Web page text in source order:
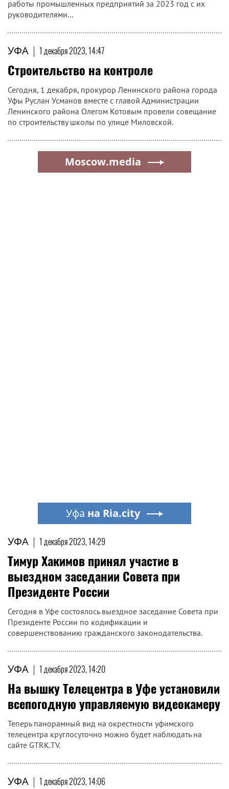
работы промышленных предприятий за 2023 год с их
руководителями...
УФА | 1 декабря 2023, 14:47
Строительство на контроле
Сегодня, 1 декабря, прокурор Ленинского района города
Уфы Руслан Усманов вместе с главой Администрации
Ленинского района Олегом Котовым провели совещание
по строительству школы по улице Миловской.
УФА | 1 декабря 2023, 14:29
Тимур Хакимов принял участие в
выездном заседании Совета при
Президенте России
Сегодня в Уфе состоялось выездное заседание Совета при
Президенте России по кодификации и
совершенствованию гражданского законодательства.
УФА | 1 декабря 2023, 14:20
На вышку Телецентра в Уфе установили
всепогодную управляемую видеокамеру
Теперь панорамный вид на окрестности уфимского
телецентра круглосуточно можно будет наблюдать на
сайте GTRK.TV.
УФА | 1 декабря 2023, 14:06
Moscow.media
Уфа на Ria.city